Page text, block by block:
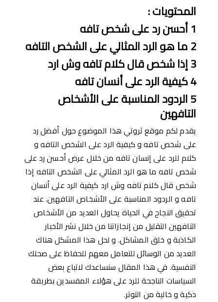
المحتويات:
1أحسن رد على شخص تافه
2ما هو الرد المثالي على الشخص التافه
3إذا شخص قال كلام تافه وش ارد
4كيفية الرد على أنسان تافه
5الردود المناسبة على اﻷشخاص
التافهين
يقدم لكم موقع ثروتي هذا الموضوع حول أفضل رد
على شخص تافه و كيفية الرد على الشخص التافه و
كلام للرد على إنسان تافه من خلال عرض أحسن رد على
شخص تافه ما هو الرد المثالي على الشخص التافه إذا
شخص قال كلام تافه وش ارد كيفية الرد على أنسان
تافه و الردود المناسبة على اﻷشخاص التافهين. عند
تحقيق النجاح في الحياة يحاول العديد من اﻷشخاص
التافهين التقليل من إنجازاتنا من خلال نشر اﻷخبار
الكاذبة و خلق المشاكل. و لحل هذا المشكل هناك
العديد من الوسائل للتعامل معهم للحفاظ على صحتك
النفسية. في هذا المقال سنساعدك لاتباع بعض
السياسات الناجحة للرد على هؤلاء المفسدين بطريقة
ذكية و خالية من التوتر.